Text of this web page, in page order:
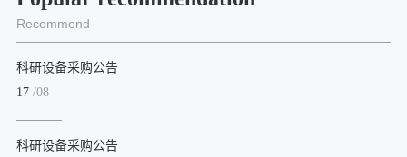
Recommend
科研设备采购公告
17 /08
科研设备采购公告